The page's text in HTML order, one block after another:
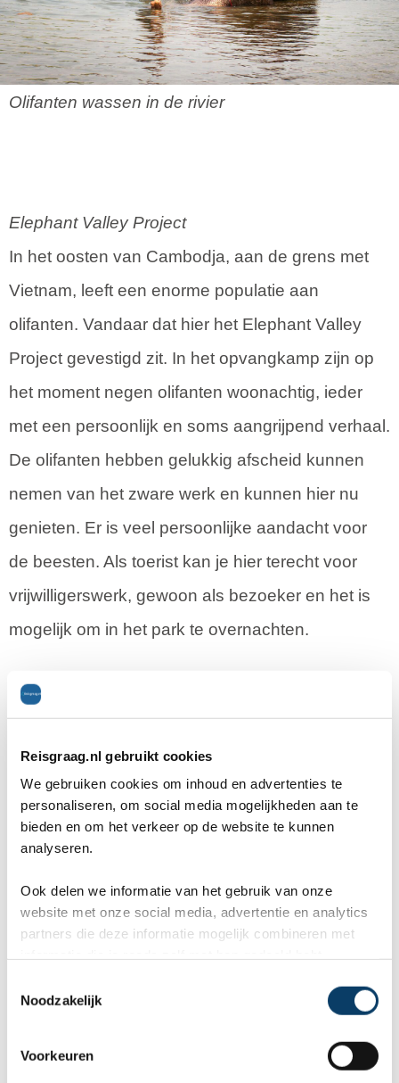
Reisgraag.nl gebruikt cookies
We gebruiken cookies om inhoud en advertenties te
personaliseren, om social media mogelijkheden aan te
bieden en om het verkeer op de website te kunnen
analyseren.
Ook delen we informatie van het gebruik van onze
website met onze social media, advertentie en analytics
partners die deze informatie mogelijk combineren met
Noodzakelijk
Voorkeuren
Olifanten wassen in de rivier
Elephant Valley Project
In het oosten van Cambodja, aan de grens met
Vietnam, leeft een enorme populatie aan
olifanten. Vandaar dat hier het Elephant Valley
Project gevestigd zit. In het opvangkamp zijn op
het moment negen olifanten woonachtig, ieder
met een persoonlijk en soms aangrijpend verhaal.
De olifanten hebben gelukkig afscheid kunnen
nemen van het zware werk en kunnen hier nu
genieten. Er is veel persoonlijke aandacht voor
de beesten. Als toerist kan je hier terecht voor
vrijwilligerswerk, gewoon als bezoeker en het is
mogelijk om in het park te overnachten.
Wildlife Friends Foundation Thailand
worden wilde dieren die verwaarloosd zijn of
mishandeld opgevangen. De omgeving waarin ze
leven komt zo dicht mogelijk bij de natuurlijke
mogelijk worden dieren weer vrijgelaten, zowel
olifanten als bijvoorbeeld apen, beren en vogels.
slag te gaan, waarbij je leert hoe je ze moet
de financiële bijdrage worden de kosten voor de